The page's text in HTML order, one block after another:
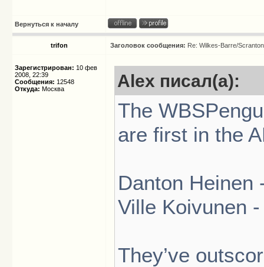
Вернуться к началу
trifon Заголовок сообщения: Re: Wilkes-Barre/
Зарегистрирован: 10 фев
2008, 22:39
Сообщения: 12548
Откуда: Москва Alex писал(а):
The
are first in the
Danton Heinen
Ville Koivunen
They’ve